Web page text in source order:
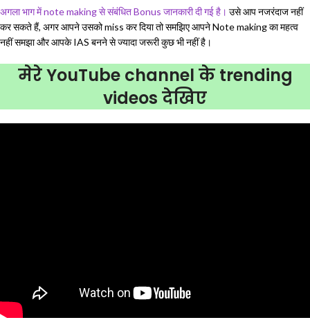
अगला भाग में note making से संबंधित Bonus जानकारी दी गई है। उसे आप नजरंदाज नहीं
कर सकते हैं, अगर आपने उसको miss कर दिया तो समझिए आपने Note making का महत्व
नहीं समझा और आपके IAS बनने से ज्यादा जरूरी कुछ भी नहीं है।
मेरे YouTube channel के trending
videos देखिए